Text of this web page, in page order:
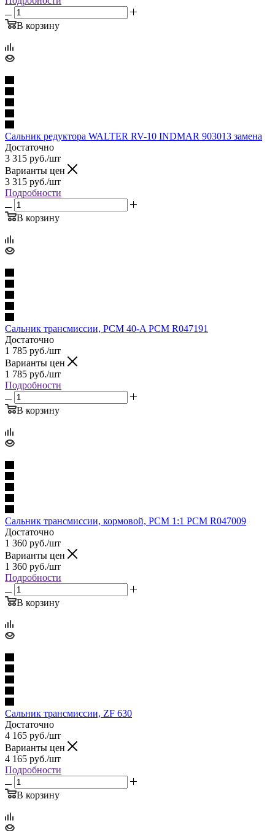
В корзину
Сальник редуктора WALTER RV-10 INDMAR 903013 замена
Достаточно
3 315 руб./шт
Варианты цен
3 315 руб./шт
Подробности
В корзину
Сальник трансмиссии, PCM 40-A PCM R047191
Достаточно
1 785 руб./шт
Варианты цен
1 785 руб./шт
Подробности
В корзину
Сальник трансмиссии, кормовой, PCM 1:1 PCM R047009
Достаточно
1 360 руб./шт
Варианты цен
1 360 руб./шт
Подробности
В корзину
Сальник трансмиссии, ZF 630
Достаточно
4 165 руб./шт
Варианты цен
4 165 руб./шт
Подробности
В корзину